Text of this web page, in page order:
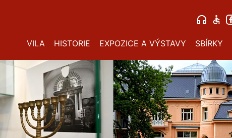
VILA HISTORIE EXPOZICE A VÝSTAVY SBÍRKY